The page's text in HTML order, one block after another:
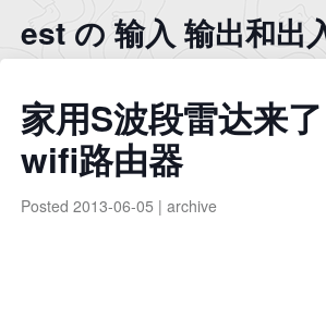
est の 输入 输出和出
家用S波段雷达来
wifi路由器
Posted2013-06-05 |archive